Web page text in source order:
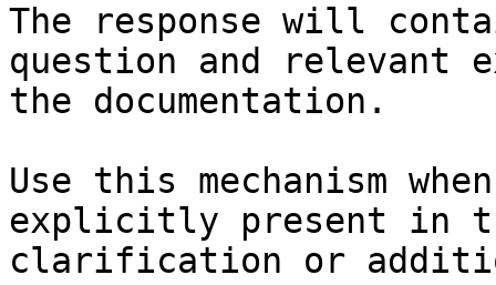
The response will
question and relevant
the documentation.
Use this mechanism
explicitly present in
clarification or